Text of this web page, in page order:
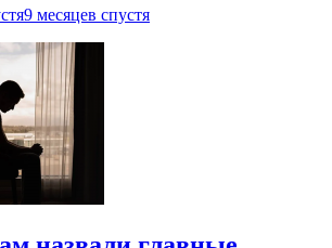
9 месяцев спустя